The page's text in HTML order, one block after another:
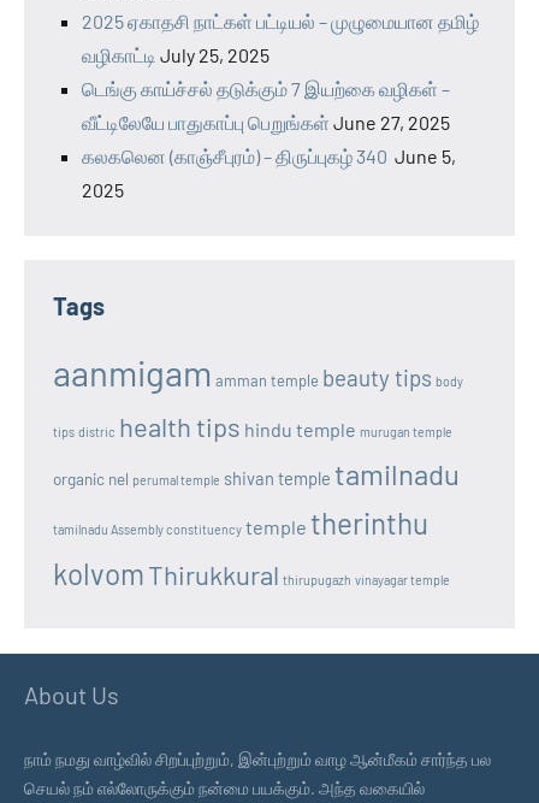
2025 ஏகாதசி நாட்கள் பட்டியல் – முழுமையான தமிழ்
வழிகாட்டி July 25, 2025
டெங்கு காய்ச்சல் தடுக்கும் 7 இயற்கை வழிகள் –
வீட்டிலேயே பாதுகாப்பு பெறுங்கள் June 27, 2025
கலகலென (காஞ்சீபுரம்) – திருப்புகழ் 340 June 5,
2025
Tags
aanmigam amman temple beauty tips body
tips distric health tips hindu temple murugan temple
organic nel perumal temple shivan temple tamilnadu
tamilnadu Assembly constituency temple therinthu
kolvomThirukkural thirupugazh vinayagar temple
About Us
நாம் நமது வாழ்வில் சிறப்புற்றும், இன்புற்றும் வாழ ஆன்மீகம் சார்ந்த பல
செயல் நம் எல்லோருக்கும் நன்மை பயக்கும். அந்த வகையில்